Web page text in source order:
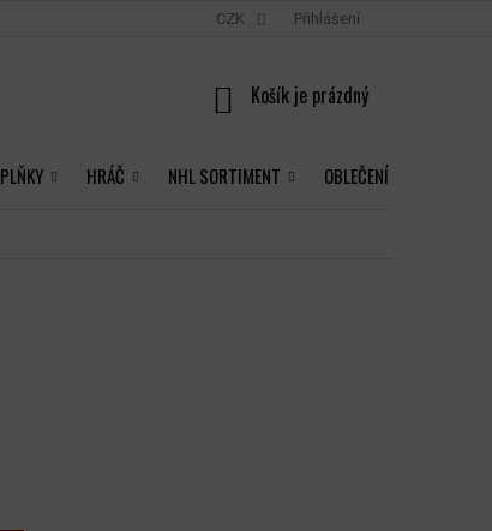
CZK Přihlášení
NÁKUPNÍ
HRÁČ NHL SORTIMENT OBLEČENÍ